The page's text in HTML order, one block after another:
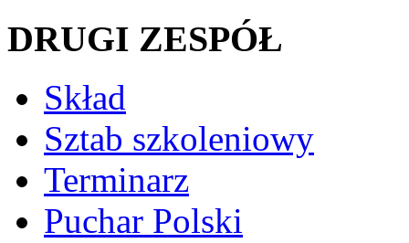
DRUGI ZESPÓŁ
Skład
Sztab szkoleniowy
Terminarz
Puchar Polski